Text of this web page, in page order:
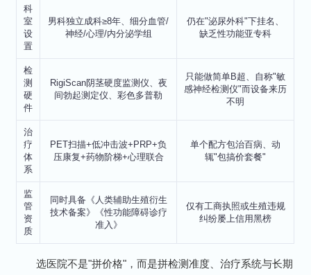
科
室
设
置
男科独立成科≥8年、细分血管/
神经/心理/内分泌学组
仍在"泌尿外科"下挂名、
缺乏性功能亚专科
检
测
硬
件
RigiScan阴茎硬度监测仪、夜
间勃起测定仪、彩色多普勒
只能做简单B超、自称"敏
感神经检测仪"而设备来历
不明
治
疗
体
系
PET扫描+低冲击波+PRP+负
压康复+药物阶梯+心理联合
单个配方包治百病、动
辄"包搞价套餐"
监
管
资
质
同时具备《人类辅助生殖衍生
技术备案》《性功能障碍诊疗
准入》
仅有工商执照或生殖违规
纠纷屡上信用黑榜
选医院不是"拼价格"，而是拼检测准度、治疗系统与长期